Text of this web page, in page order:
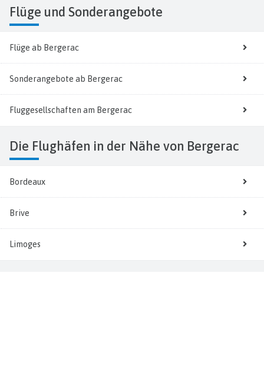
Flüge und Sonderangebote
Flüge ab Bergerac
Sonderangebote ab Bergerac
Fluggesellschaften am Bergerac
Die Flughäfen in der Nähe von Bergerac
Bordeaux
Brive
Limoges